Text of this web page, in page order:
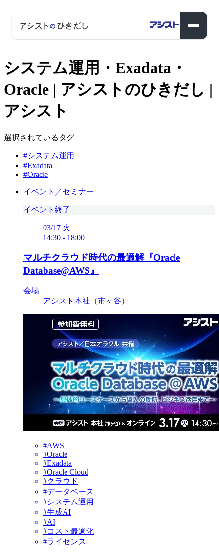
システム運用・Exadata・
Oracle | アシストのひきだし |
アシスト
選択されているタグ
#システム運用
#Exadata
#Oracle
イベント／セミナー
イベント終了
03/17 火
14:30 - 18:00
マルチクラウド時代の最適解『Oracle
Database@AWS』
会場
アシスト本社（市ヶ谷）
#AWS
#Oracle
#Exadata
#Oracle Cloud
#クラウド
#データベース
#システム運用
#生成AI
#AI
#コスト最適化
#ライセンス